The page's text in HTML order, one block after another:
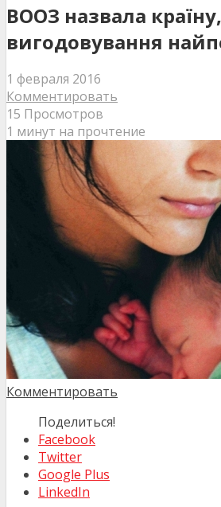
ВООЗ назвала
вигодовування
1 февраля 2016
Комментировать
15 Просмотров
1 минут на прочтение
Комментировать
Поделиться!
Facebook
Twitter
Google Plus
LinkedIn